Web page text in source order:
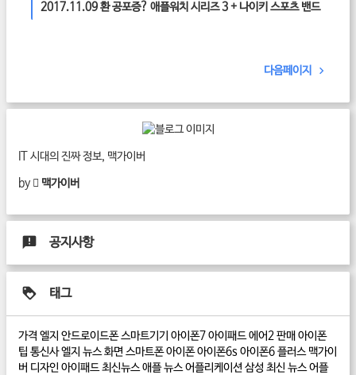
을 지우다.
2017.11.09환 공포증? 애플워치 시리즈 3 + 나이키 스포츠 밴드
다음페이지
IT 시대의 진짜 정보, 맥가이버
by  맥가이버
공지사항
태그
가격 엘지 안드로이드폰스마트기기 아이폰7아이패드 에어2판매 아이폰
팁 통신사엘지 뉴스화면 스마트폰아이폰아이폰6s아이폰6 플러스 맥가이
버 디자인 아이패드최신뉴스애플 뉴스어플리케이션 삼성 최신 뉴스어플